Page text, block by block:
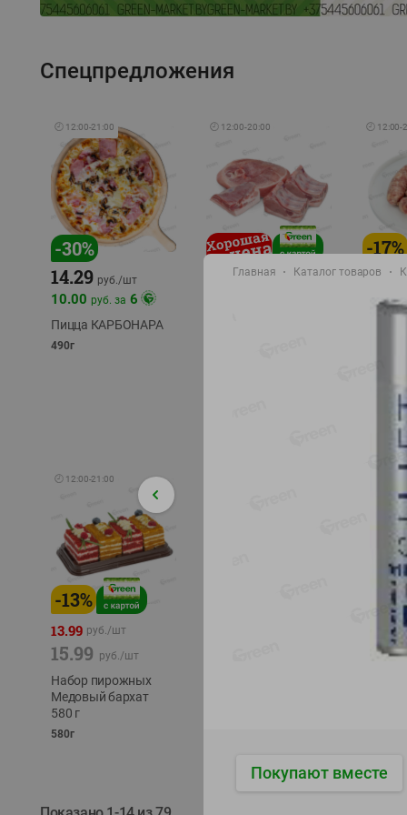
Спецпредложения
🕘 12:00-21:00
-30%
14.29 руб./шт
10.00 руб. за 6
Пицца КАРБОНАРА
490г
🕘 12:00-20:00
10.49 руб./кг
🕘 12:00-
-17%
9.99
11.99
🕘 12:00-21:00
-13%
13.99 руб./шт
15.99 руб./шт
Набор пирожных
Медовый бархат
580 г
580г
24%
4.99
ТОФУ
Главная Каталог товаров
Покупают вместе